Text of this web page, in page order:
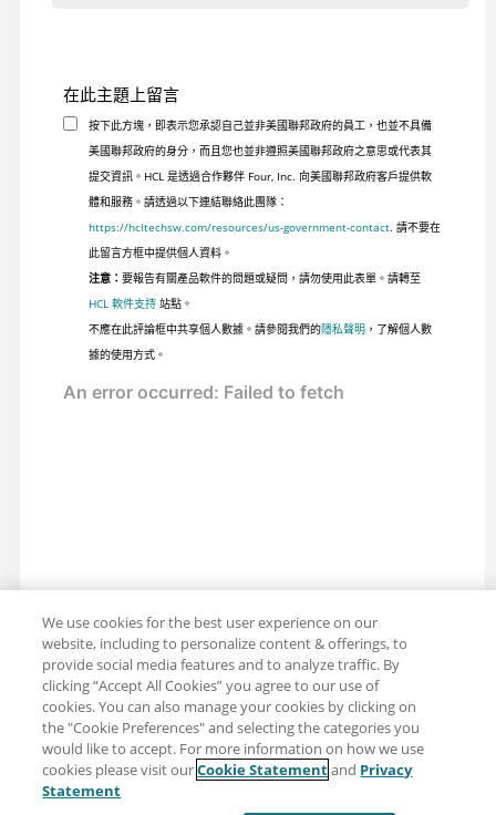
在此主題上留言
按下此方塊，即表示您承認自己並非美國聯邦政府的員工，也並不具備
美國聯邦政府的身分，而且您也並非遵照美國聯邦政府之意思或代表其
提交資訊。HCL 是透過合作夥伴 Four, Inc. 向美國聯邦政府客戶提供軟
體和服務。請透過以下連結聯絡此團隊：
https://hcltechsw.com/resources/us-government-contact. 請不要在
此留言方框中提供個人資料。
注意： 要報告有關產品軟件的問題或疑問，請勿使用此表單。請轉至
HCL 軟件支持站點。
不應在此評論框中共享個人數據。請參閱我們的隱私聲明 ，了解個人數
據的使用方式。
分享：電子郵件
推特
We use cookies for the best user experience on our
website, including to personalize content & offerings, to
provide social media features and to analyze traffic. By
clicking “Accept All Cookies” you agree to our use of
cookies. You can also manage your cookies by clicking on
the "Cookie Preferences" and selecting the categories you
would like to accept. For more information on how we use
cookies please visit ourCookie Statementand Privacy
Statement